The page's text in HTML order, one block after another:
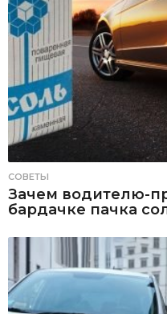
СОВЕТЫ
Зачем водителю-
бардачке пачка